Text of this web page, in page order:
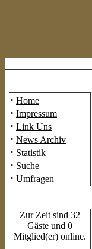
· Home
· Impressum
· Link Uns
· News Archiv
· Statistik
· Suche
· Umfragen
Zur Zeit sind 32
Gäste und 0
Mitglied(er) online.